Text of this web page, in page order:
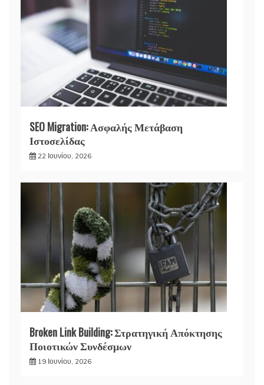
SEO Migration: Ασφαλής Μετάβαση
Ιστοσελίδας
22 Ιουνίου, 2026
Broken Link Building: Στρατηγική Απόκτησης
Ποιοτικών Συνδέσμων
19 Ιουνίου, 2026